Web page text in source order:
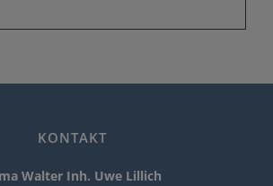
KONTAKT
Walter Inh. Uwe Lillich